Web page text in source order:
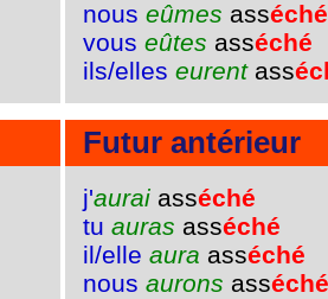
nous eûmes asséché
vous eûtes asséché
ils/elles eurentass
Futur antérieur
j'aurai asséché
tu auras asséché
il/elle aura asséché
nous aurons asséché